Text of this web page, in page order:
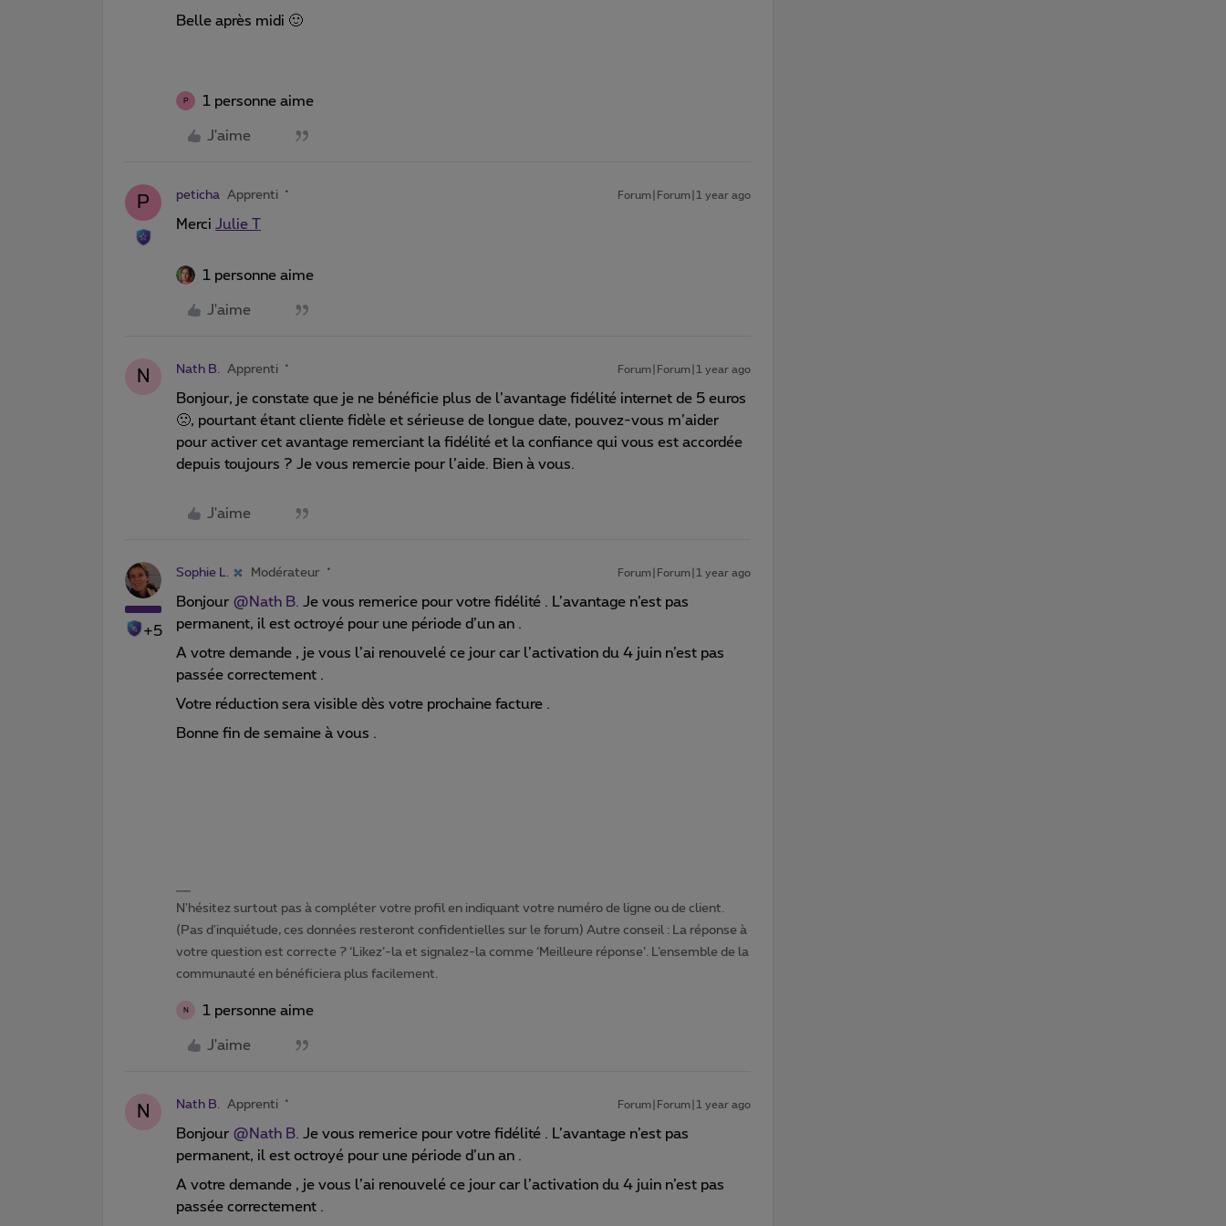
Belle après midi 🙂
P 1 personne aime
J'aime
P peticha Apprenti Forum|Forum|1 year ago
Merci Julie T
1 personne aime
J'aime
N Nath B. Apprenti Forum|Forum|1 year ago
Bonjour, je constate que je ne bénéficie plus de l’avantage fidélité internet de 5 euros
🙁, pourtant étant cliente fidèle et sérieuse de longue date, pouvez-vous m’aider
pour activer cet avantage remerciant la fidélité et la confiance qui vous est accordée
depuis toujours ? Je vous remercie pour l’aide. Bien à vous.
J'aime
+5
Sophie L. Modérateur Forum|Forum|1 year ago
Bonjour ​ @Nath B. Je vous remerice pour votre fidélité . L’avantage n’est pas
permanent, il est octroyé pour une période d’un an .
A votre demande , je vous l’ai renouvelé ce jour car l’activation du 4 juin n’est pas
passée correctement .
Votre réduction sera visible dès votre prochaine facture .
Bonne fin de semaine à vous .
N'hésitez surtout pas à compléter votre profil en indiquant votre numéro de ligne ou de client.
(Pas d'inquiétude, ces données resteront confidentielles sur le forum) Autre conseil : La réponse à
votre question est correcte ? ‘Likez’-la et signalez-la comme ‘Meilleure réponse’. L’ensemble de la
communauté en bénéficiera plus facilement.
N 1 personne aime
J'aime
N Nath B. Apprenti Forum|Forum|1 year ago
Bonjour ​ @Nath B. Je vous remerice pour votre fidélité . L’avantage n’est pas
permanent, il est octroyé pour une période d’un an .
A votre demande , je vous l’ai renouvelé ce jour car l’activation du 4 juin n’est pas
passée correctement .